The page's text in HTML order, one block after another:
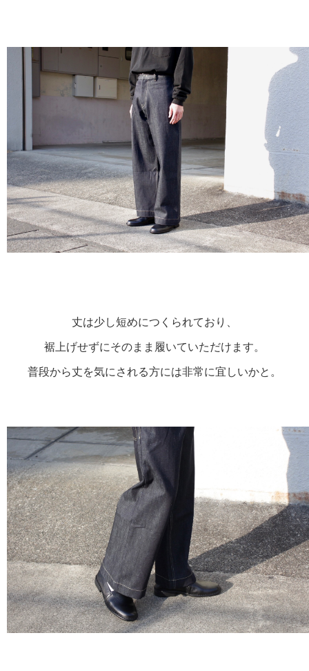
丈は少し短めにつくられており、
裾上げせずにそのまま履いていただけます。
普段から丈を気にされる方には非常に宜しいかと。